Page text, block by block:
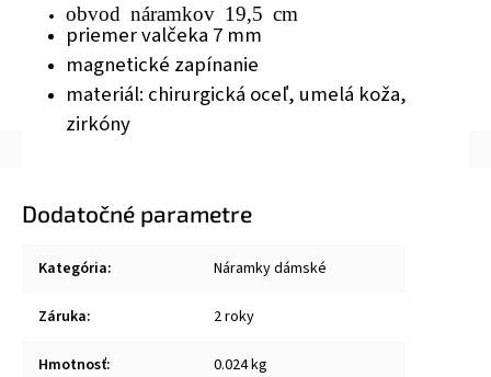
obvod náramkov 19,5 cm
priemer valčeka 7 mm
magnetické zapínanie
materiál: chirurgická oceľ, umelá koža,
zirkóny
Dodatočné parametre
Kategória: Náramky dámské
Záruka: 2 roky
Hmotnosť: 0.024 kg